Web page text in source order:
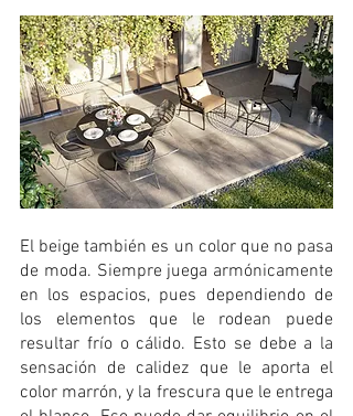
El beige también es un color que no pasa
de moda. Siempre juega armónicamente
en los espacios, pues dependiendo de
los elementos que le rodean puede
resultar frío o cálido. Esto se debe a la
sensación de calidez que le aporta el
color marrón, y la frescura que le entrega